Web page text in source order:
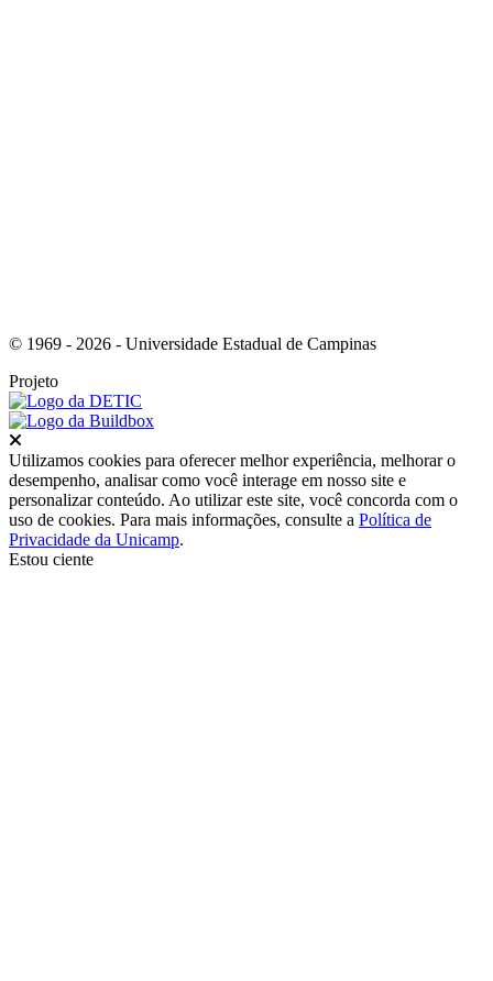
© 1969 - 2026 - Universidade Estadual de Campinas
Projeto
Utilizamos cookies para oferecer melhor experiência, melhorar o
desempenho, analisar como você interage em nosso site e
personalizar conteúdo. Ao utilizar este site, você concorda com o
uso de cookies. Para mais informações, consulte a Política de
Privacidade da Unicamp.
Estou ciente